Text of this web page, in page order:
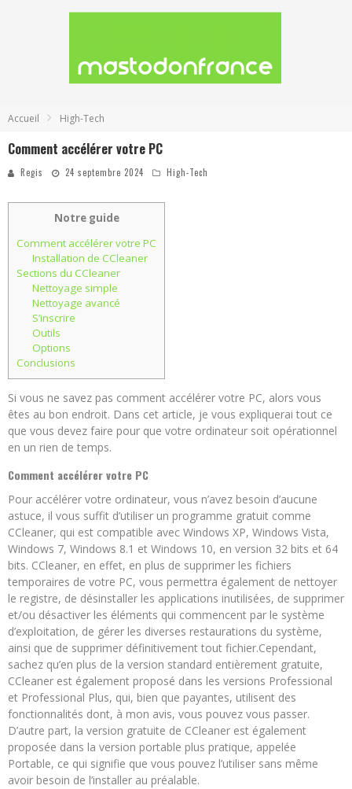
Accueil High-Tech
Comment accélérer votre PC
Regis 24 septembre 2024 High-Tech
Notre guide
Comment accélérer votre PC
Installation de CCleaner
Sections du CCleaner
Nettoyage simple
Nettoyage avancé
S’inscrire
Outils
Options
Conclusions
Si vous ne savez pas comment accélérer votre PC, alors vous
êtes au bon endroit. Dans cet article, je vous expliquerai tout ce
que vous devez faire pour que votre ordinateur soit opérationnel
en un rien de temps.
Comment accélérer votre PC
Pour accélérer votre ordinateur, vous n’avez besoin d’aucune
astuce, il vous suffit d’utiliser un programme gratuit comme
CCleaner, qui est compatible avec Windows XP, Windows Vista,
Windows 7, Windows 8.1 et Windows 10, en version 32 bits et 64
bits. CCleaner, en effet, en plus de supprimer les fichiers
temporaires de votre PC, vous permettra également de nettoyer
le registre, de désinstaller les applications inutilisées, de supprimer
et/ou désactiver les éléments qui commencent par le système
d’exploitation, de gérer les diverses restaurations du système,
ainsi que de supprimer définitivement tout fichier.Cependant,
sachez qu’en plus de la version standard entièrement gratuite,
CCleaner est également proposé dans les versions Professional
et Professional Plus, qui, bien que payantes, utilisent des
fonctionnalités dont, à mon avis, vous pouvez vous passer.
D’autre part, la version gratuite de CCleaner est également
proposée dans la version portable plus pratique, appelée
Portable, ce qui signifie que vous pouvez l’utiliser sans même
avoir besoin de l’installer au préalable.